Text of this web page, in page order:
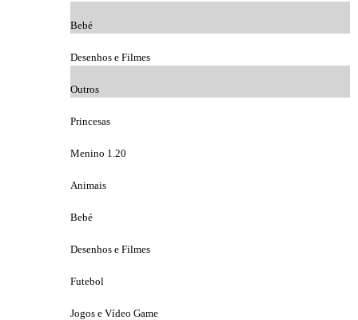
Bebé
Desenhos e Filmes
Outros
Princesas
Menino 1.20
Animais
Bebé
Desenhos e Filmes
Futebol
Jogos e Vídeo Game